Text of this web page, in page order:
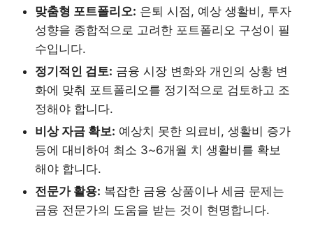
맞춤형 포트폴리오: 은퇴 시점, 예상 생활비, 투자
성향을 종합적으로 고려한 포트폴리오 구성이 필
수입니다.
정기적인 검토: 금융 시장 변화와 개인의 상황 변
화에 맞춰 포트폴리오를 정기적으로 검토하고 조
정해야 합니다.
비상 자금 확보: 예상치 못한 의료비, 생활비 증가
등에 대비하여 최소 3~6개월 치 생활비를 확보
해야 합니다.
전문가 활용: 복잡한 금융 상품이나 세금 문제는
금융 전문가의 도움을 받는 것이 현명합니다.